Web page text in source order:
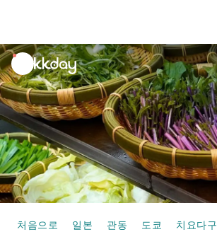
unread
notifications
처음으로 일본 관동 도쿄 치요다구